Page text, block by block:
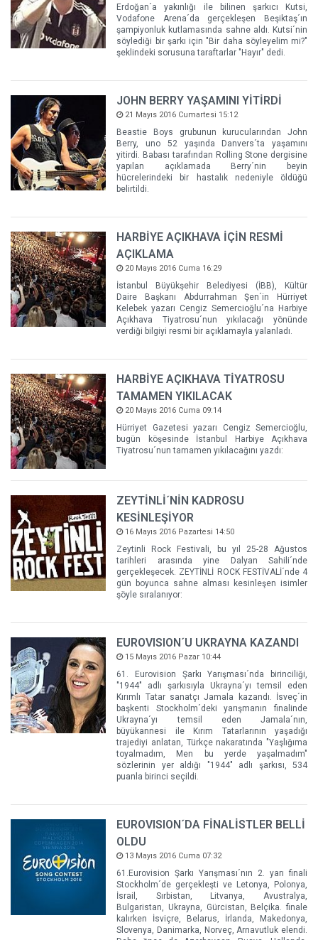
Erdoğan´a yakınlığı ile bilinen şarkıcı Kutsi,
Vodafone Arena´da gerçekleşen Beşiktaş´ın
şampiyonluk kutlamasında sahne aldı. Kutsi´nin
söylediği bir şarkı için "Bir daha söyleyelim mi?"
şeklindeki sorusuna taraftarlar "Hayır" dedi.
JOHN BERRY YAŞAMINI YİTİRDİ
21 Mayıs 2016 Cumartesi 15:12
Beastie Boys grubunun kurucularından John
Berry, uno 52 yaşında Danvers´ta yaşamını
yitirdi. Babası tarafından Rolling Stone dergisine
yapılan açıklamada Berry´nin beyin
hücrelerindeki bir hastalık nedeniyle öldüğü
belirtildi.
HARBİYE AÇIKHAVA İÇİN RESMİ
AÇIKLAMA
20 Mayıs 2016 Cuma 16:29
İstanbul Büyükşehir Belediyesi (İBB), Kültür
Daire Başkanı Abdurrahman Şen´in Hürriyet
Kelebek yazarı Cengiz Semercioğlu´na Harbiye
Açıkhava Tiyatrosu´nun yıkılacağı yönünde
verdiği bilgiyi resmi bir açıklamayla yalanladı.
HARBİYE AÇIKHAVA TİYATROSU
TAMAMEN YIKILACAK
20 Mayıs 2016 Cuma 09:14
Hürriyet Gazetesi yazarı Cengiz Semercioğlu,
bugün köşesinde İstanbul Harbiye Açıkhava
Tiyatrosu´nun tamamen yıkılacağını yazdı:
ZEYTİNLİ´NİN KADROSU
KESİNLEŞİYOR
16 Mayıs 2016 Pazartesi 14:50
Zeytinli Rock Festivali, bu yıl 25-28 Ağustos
tarihleri arasında yine Dalyan Sahili´nde
gerçekleşecek. ZEYTİNLİ ROCK FESTİVALİ´nde 4
gün boyunca sahne alması kesinleşen isimler
şöyle sıralanıyor:
EUROVISION´U UKRAYNA KAZANDI
15 Mayıs 2016 Pazar 10:44
61. Eurovision Şarkı Yarışması´nda birinciliği,
"1944" adlı şarkısıyla Ukrayna´yı temsil eden
Kırımlı Tatar sanatçı Jamala kazandı. İsveç´in
başkenti Stockholm´deki yarışmanın finalinde
Ukrayna´yı temsil eden Jamala´nın,
büyükannesi ile Kırım Tatarlarının yaşadığı
trajediyi anlatan, Türkçe nakaratında "Yaşlığıma
toyalmadım, Men bu yerde yaşalmadım"
sözlerinin yer aldığı "1944" adlı şarkısı, 534
puanla birinci seçildi.
EUROVISION´DA FİNALİSTLER BELLİ
OLDU
13 Mayıs 2016 Cuma 07:32
61.Eurovision Şarkı Yarışması´nın 2. yarı finali
Stockholm´de gerçekleşti ve Letonya, Polonya,
İsrail, Sırbistan, Litvanya, Avustralya,
Bulgaristan, Ukrayna, Gürcistan, Belçika. finale
kalırken İsviçre, Belarus, İrlanda, Makedonya,
Slovenya, Danimarka, Norveç, Arnavutluk elendi.